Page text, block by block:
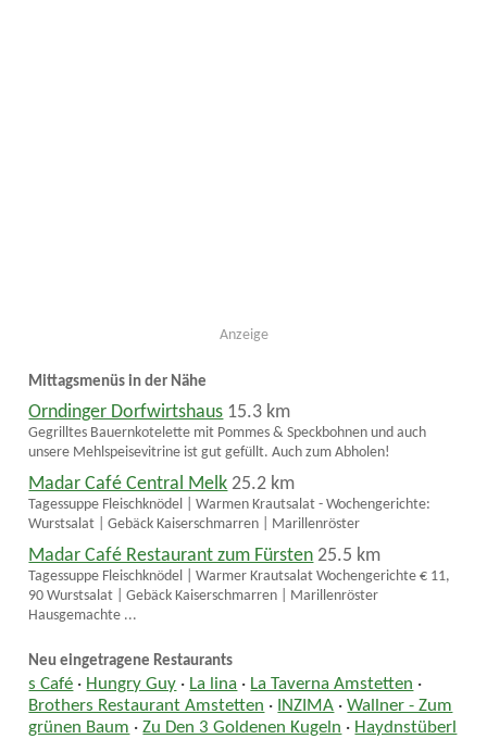
Anzeige
Mittagsmenüs in der Nähe
Orndinger Dorfwirtshaus 15.3 km
Gegrilltes Bauernkotelette mit Pommes & Speckbohnen und auch
unsere Mehlspeisevitrine ist gut gefüllt. Auch zum Abholen!
Madar Café Central Melk 25.2 km
Tagessuppe Fleischknödel | Warmen Krautsalat - Wochengerichte:
Wurstsalat | Gebäck Kaiserschmarren | Marillenröster
Madar Café Restaurant zum Fürsten 25.5 km
Tagessuppe Fleischknödel | Warmer Krautsalat Wochengerichte € 11,
90 Wurstsalat | Gebäck Kaiserschmarren | Marillenröster
Hausgemachte ...
Neu eingetragene Restaurants
s Café · Hungry Guy · La lina · La Taverna Amstetten ·
Brothers Restaurant Amstetten · INZIMA ·Wallner - Zum
grünen Baum ·Zu Den 3 Goldenen Kugeln · Haydnstüberl